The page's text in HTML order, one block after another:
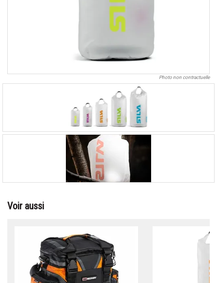
Photo non contractuelle
Voir aussi